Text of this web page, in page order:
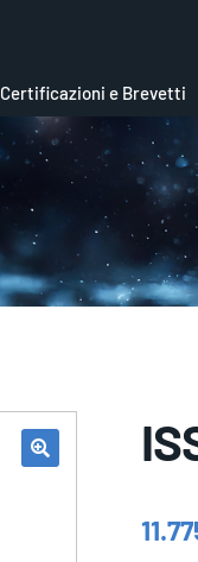
Certificazioni e Brevetti